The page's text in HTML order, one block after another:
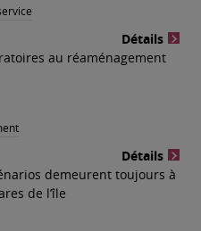
Détails
au réaménagement
Détails
demeurent toujours à
de l’île